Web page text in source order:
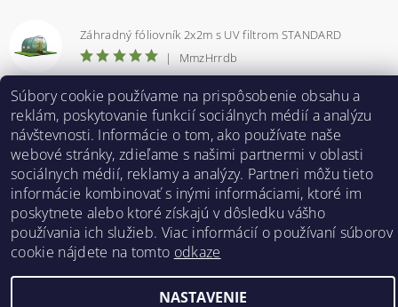
Záhradný fóliovník 2x2m s UV filtrom STANDARD
|
MmzHrrdb
1
Bestent.cz | Heureka.sk
2026 ©BESTENT.sk, všetky práva vyhradené
Vytvoril Shoptet
Súbory cookie používame na prispôsobenie obsahu a
reklám, poskytovanie funkcií sociálnych médií a analýzu
návštevnosti. Informácie o tom, ako používate naše
webové stránky, zdieľame s našimi partnermi v oblasti
sociálnych médií, reklamy a analýzy. Partneri môžu tieto
informácie kombinovať s inými informáciami, ktoré im
poskytnete alebo ktoré získajú v dôsledku vášho
používania ich služieb. Viac informácií o používaní súborov
cookie nájdete na tomto odkaze
NASTAVENIE